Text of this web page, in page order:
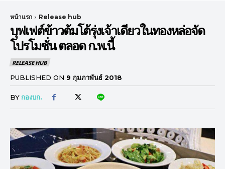
หน้าแรก Release hub
บุฟเฟต์ข้าวต้มโต้รุ่งเจ้าเดียวในทองหล่อจัด
โปรโมชั่น ตลอด ก.พ.นี้
RELEASE HUB
PUBLISHED ON 9 กุมภาพันธ์ 2018
BY กองบก.